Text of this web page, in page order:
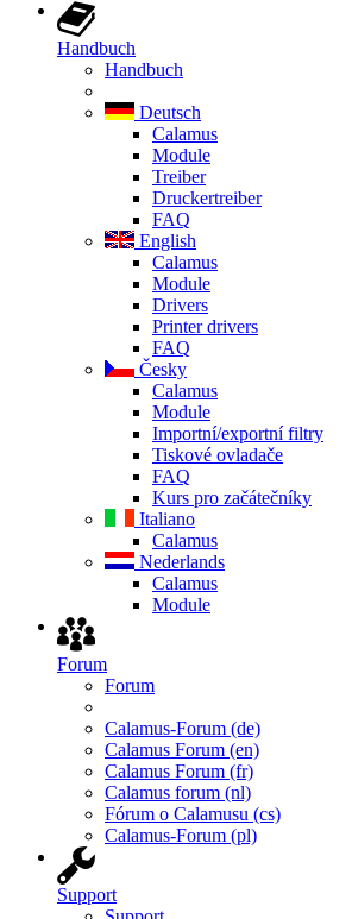
Handbuch
Handbuch
Deutsch
Calamus
Module
Treiber
Druckertreiber
FAQ
English
Calamus
Module
Drivers
Printer drivers
FAQ
Česky
Calamus
Module
Importní/exportní filtry
Tiskové ovladače
FAQ
Kurs pro začátečníky
Italiano
Calamus
Nederlands
Calamus
Module
Forum
Forum
Calamus-Forum (de)
Calamus Forum (en)
Calamus Forum (fr)
Calamus forum (nl)
Fórum o Calamusu (cs)
Calamus-Forum (pl)
Support